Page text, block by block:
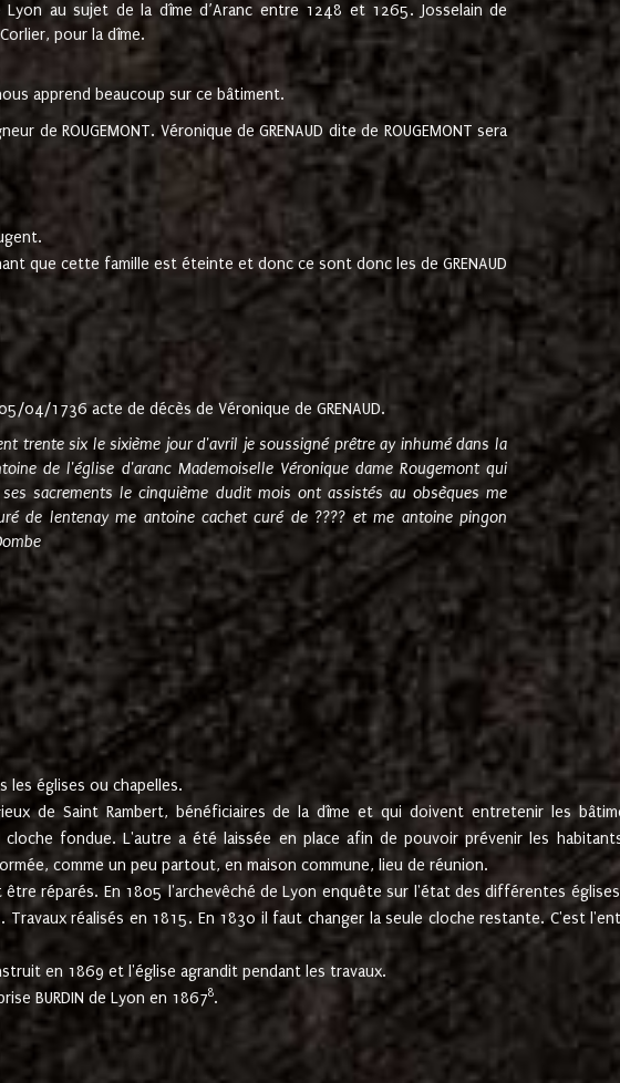
au sujet de la dîme d’Aranc entre 1248 et 1265. Josselain de
pour la dîme.
apprend beaucoup sur ce bâtiment.
ROUGEMONT. Véronique de GRENAUD dite de ROUGEMONT sera
que cette famille est éteinte et donc ce sont donc les de GRENAUD
04/1736 acte de décès de Véronique de GRENAUD.
trente six le sixième jour d'avril je soussigné prêtre ay inhumé dans la
de l'église d'aranc Mademoiselle Véronique dame Rougemont qui
sacrements le cinquième dudit mois ont assistés au obsèques me
de lentenay me antoine cachet curé de ???? et me antoine pingon
les églises ou chapelles.
de Saint Rambert, bénéficiaires de la dîme et qui doivent entretenir les
fondue. L'autre a été laissée en place afin de pouvoir prévenir les
comme un peu partout, en maison commune, lieu de réunion.
réparés. En 1805 l'archevêché de Lyon enquête sur l'état des différentes
réalisés en 1815. En 1830 il faut changer la seule cloche restante. C'est
en 1869 et l'église agrandit pendant les travaux.
BURDIN de Lyon en 18678.